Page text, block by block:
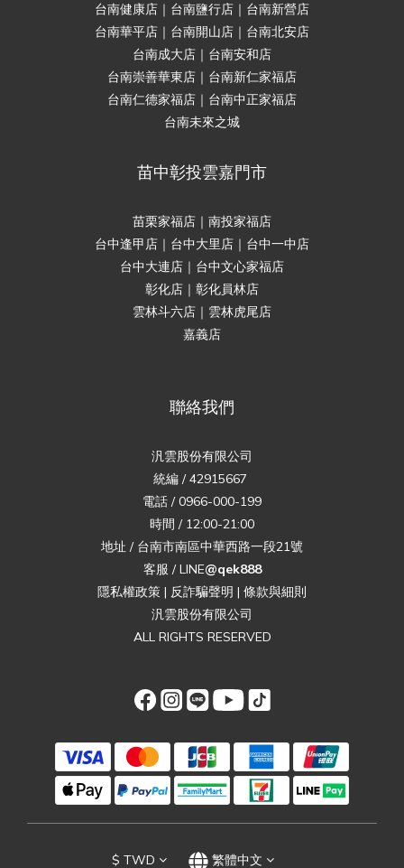
台南健康店｜台南鹽行店｜台南新營店
台南華平店｜台南開山店｜台南北安店
台南成大店｜台南安和店
台南崇善華東店｜台南新仁家福店
台南仁德家福店｜台南中正家福店
台南未來之城
苗中彰投雲嘉門市
苗栗家福店｜南投家福店
台中逢甲店｜台中大里店｜台中一中店
台中大連店｜台中文心家福店
彰化店｜彰化員林店
雲林斗六店｜雲林虎尾店
嘉義店
聯絡我們
汎雲股份有限公司
統編 / 42915667
電話 / 0966-000-199
時間 / 12:00-21:00
地址 / 台南市南區中華西路一段21號
客服 / LINE@qek888
隱私權政策 | 反詐騙聲明 | 條款與細則
汎雲股份有限公司
ALL RIGHTS RESERVED
$ TWD 繁體中文